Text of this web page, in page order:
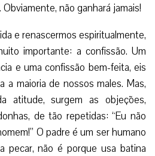
não ganhará jamais!
e renascermos espiritualmente,
importante: a confissão. Um
e uma confissão bem-feita, eis
a maioria de nossos males. Mas,
atitude, surgem as objeções,
de tão repetidas: “Eu não
O padre é um ser humano
pecar, não é porque usa batina